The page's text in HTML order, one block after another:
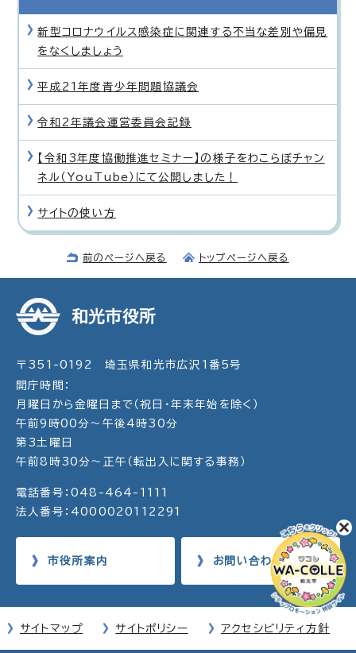
新型コロナウイルス感染症に関連する不当な差別や偏見
をなくしましょう
平成21年度青少年問題協議会
令和2年議会運営委員会記録
【令和3年度協働推進セミナー】の様子をわこらぼチャン
ネル（YouTube）にて公開しました！
サイトの使い方
前のページへ戻る トップページへ戻る
和光市役所
〒351-0192 埼玉県和光市広沢1番5号
開庁時間：
月曜日から金曜日まで（祝日・年末年始を除く）
午前9時00分～午後4時30分
第3土曜日
午前8時30分～正午（転出入に関する事務）
電話番号：048-464-1111
法人番号：4000020112291
市役所案内 お問い合わせ
サイトマップ サイトポリシー アクセシビリティ方針